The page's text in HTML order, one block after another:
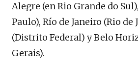
Alegre (en Rio Grande do
Paulo), Río de Janeiro (Rio de
(Distrito Federal) y Belo
Gerais).